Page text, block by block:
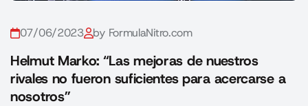
07/06/2023 by FormulaNitro.com
Helmut Marko: “Las mejoras de nuestros
rivales no fueron suficientes para acercarse a
nosotros”